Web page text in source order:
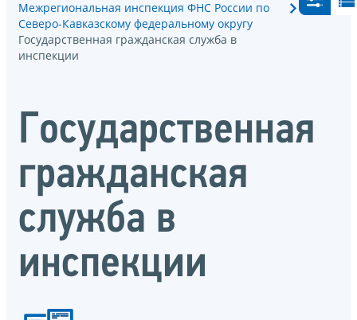
Межрегиональная инспекция ФНС России по
Северо-Кавказскому федеральному округу
Государственная гражданская служба в
инспекции
Государственная
гражданская
служба в
инспекции